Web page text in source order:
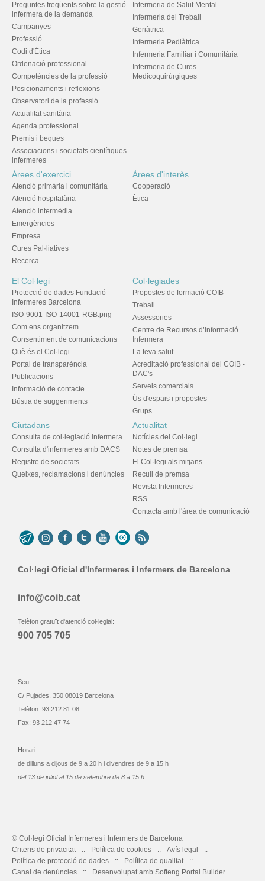
Preguntes freqüents sobre la gestió
infermera de la demanda
Campanyes
Professió
Codi d'Ètica
Ordenació professional
Competències de la professió
Posicionaments i reflexions
Observatori de la professió
Actualitat sanitària
Agenda professional
Premis i beques
Associacions i societats científiques
infermeres
Infermeria de Salut Mental
Infermeria del Treball
Geriàtrica
Infermeria Pediàtrica
Infermeria Familiar i Comunitària
Infermeria de Cures
Medicoquirúrgiques
Àrees d'exercici
Atenció primària i comunitària
Atenció hospitalària
Atenció intermèdia
Emergències
Empresa
Cures Pal·liatives
Recerca
Àrees d'interès
Cooperació
Ètica
El Col·legi
Protecció de dades Fundació
Infermeres Barcelona
ISO-9001-ISO-14001-RGB.png
Com ens organitzem
Consentiment de comunicacions
Què és el Col·legi
Portal de transparència
Publicacions
Informació de contacte
Bústia de suggeriments
Col·legiades
Propostes de formació COIB
Treball
Assessories
Centre de Recursos d’Informació
Infermera
La teva salut
Acreditació professional del COIB -
DAC's
Serveis comercials
Ús d'espais i propostes
Grups
Ciutadans
Consulta de col·legiació infermera
Consulta d'infermeres amb DACS
Registre de societats
Queixes, reclamacions i denúncies
Actualitat
Notícies del Col·legi
Notes de premsa
El Col·legi als mitjans
Recull de premsa
Revista Infermeres
RSS
Contacta amb l'àrea de comunicació
Col·legi Oficial d'Infermeres i Infermers de Barcelona
info@coib.cat
Telèfon gratuït d'atenció col·legial:
900 705 705
Seu:
C/ Pujades, 350 08019 Barcelona
Telèfon: 93 212 81 08
Fax: 93 212 47 74
Horari:
de dilluns a dijous de 9 a 20 h i divendres de 9 a 15 h
del 13 de juliol al 15 de setembre de 8 a 15 h
© Col·legi Oficial Infermeres i Infermers de Barcelona
Criteris de privacitat
Política de cookies
Avís legal
Política de protecció de dades
Política de qualitat
Canal de denúncies
Desenvolupat amb Softeng Portal Builder